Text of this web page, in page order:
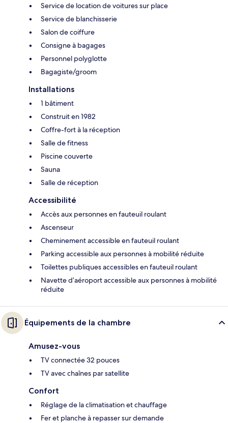
Service de location de voitures sur place
Service de blanchisserie
Salon de coiffure
Consigne à bagages
Personnel polyglotte
Bagagiste/groom
Installations
1 bâtiment
Construit en 1982
Coffre-fort à la réception
Salle de fitness
Piscine couverte
Sauna
Salle de réception
Accessibilité
Accès aux personnes en fauteuil roulant
Ascenseur
Cheminement accessible en fauteuil roulant
Parking accessible aux personnes à mobilité réduite
Toilettes publiques accessibles en fauteuil roulant
Navette d’aéroport accessible aux personnes à mobilité
réduite
Équipements de la chambre
Amusez-vous
TV connectée 32 pouces
TV avec chaînes par satellite
Confort
Réglage de la climatisation et chauffage
Fer et planche à repasser sur demande